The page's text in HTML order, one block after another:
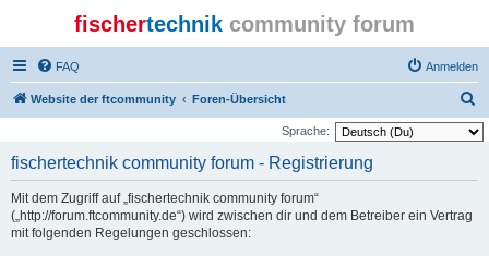
fischertechnik community forum
FAQ Anmelden
Website der ftcommunity Foren-Übersicht
u
Sprache:
fischertechnik community forum - Registrierung
Mit dem Zugriff auf „fischertechnik community forum“
(„http://forum.ftcommunity.de“) wird zwischen dir und dem Betreiber ein Vertrag
mit folgenden Regelungen geschlossen: